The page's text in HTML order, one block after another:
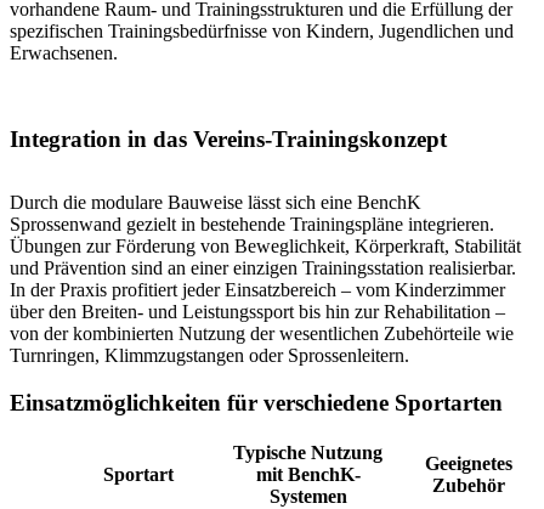
vorhandene Raum- und Trainingsstrukturen und die Erfüllung der
spezifischen Trainingsbedürfnisse von Kindern, Jugendlichen und
Erwachsenen.
Integration in das Vereins-Trainingskonzept
Durch die modulare Bauweise lässt sich eine BenchK
Sprossenwand gezielt in bestehende Trainingspläne integrieren.
Übungen zur Förderung von Beweglichkeit, Körperkraft, Stabilität
und Prävention sind an einer einzigen Trainingsstation realisierbar.
In der Praxis profitiert jeder Einsatzbereich – vom Kinderzimmer
über den Breiten- und Leistungssport bis hin zur Rehabilitation –
von der kombinierten Nutzung der wesentlichen Zubehörteile wie
Turnringen, Klimmzugstangen oder Sprossenleitern.
Einsatzmöglichkeiten für verschiedene Sportarten
Sportart
Typische Nutzung
mit BenchK-
Systemen
Geeignetes
Zubehör